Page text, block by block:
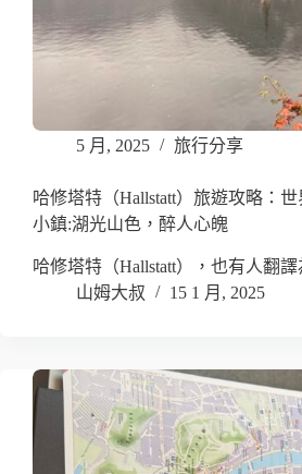
5 月, 2025 旅行分享
哈修塔特（Hallstatt）旅遊攻略：
小鎮:湖光山色，醉人心魄
哈修塔特（Hallstatt），也有人翻
山姆大叔
15 1 月, 2025